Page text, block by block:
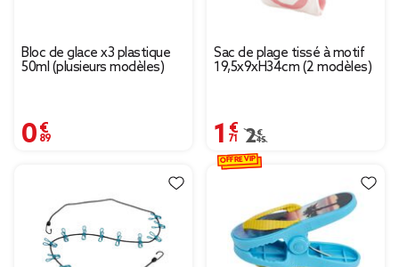
Bloc de glace x3 plastique
50ml (plusieurs modèles)
0,89 €
Sac de plage tissé à motif
19,5x9xH34cm (2 modèles)
1,71 €
Prix remisé de 2,45 € à
2,45 €
OFFRE VIP